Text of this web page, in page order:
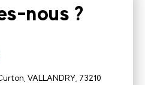
nous ?
VALLANDRY, 73210